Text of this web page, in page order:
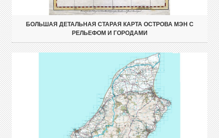
БОЛЬШАЯ ДЕТАЛЬНАЯ СТАРАЯ КАРТА ОСТРОВА МЭН С
РЕЛЬЕФОМ И ГОРОДАМИ